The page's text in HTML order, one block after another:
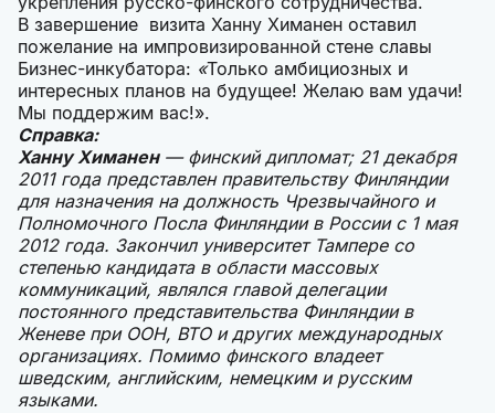
В завершение визита Ханну Химанен оставил
пожелание на импровизированной стене славы
Бизнес-инкубатора: «Только амбициозных и
интересных планов на будущее! Желаю вам удачи!
Мы поддержим вас!».
Справка:
Ханну Химанен — финский дипломат; 21 декабря
2011 года представлен правительству Финляндии
для назначения на должность Чрезвычайного и
Полномочного Посла Финляндии в России с 1 мая
2012 года. Закончил университет Тампере со
степенью кандидата в области массовых
коммуникаций, являлся главой делегации
постоянного представительства Финляндии в
Женеве при ООН, ВТО и других международных
организациях. Помимо финского владеет
шведским, английским, немецким и русским
языками.